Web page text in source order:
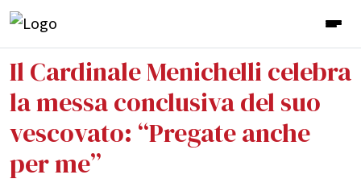
Il Cardinale Menichelli celebra
la messa conclusiva del suo
vescovato: “Pregate anche
per me”